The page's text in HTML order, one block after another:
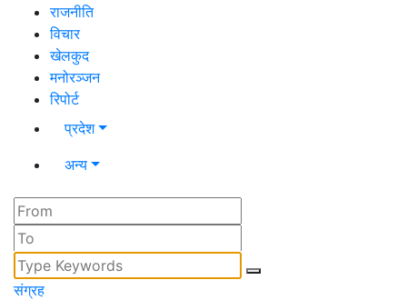
राजनीति
विचार
खेलकुद
मनोरञ्जन
रिपोर्ट
प्रदेश
अन्य
संग्रह